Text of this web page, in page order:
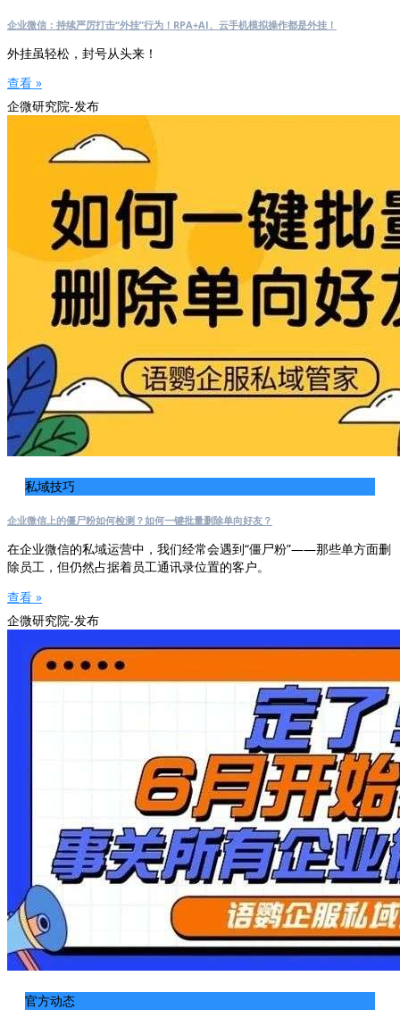
企业微信：持续严厉打击“外挂”行为！RPA+AI、云手机模拟操作都是外挂！
外挂虽轻松，封号从头来！
查看 »
企微研究院-发布
私域技巧
企业微信上的僵尸粉如何检测？如何一键批量删除单向好友？
在企业微信的私域运营中，我们经常会遇到“僵尸粉”——那些单方面删
除员工，但仍然占据着员工通讯录位置的客户。
查看 »
企微研究院-发布
官方动态